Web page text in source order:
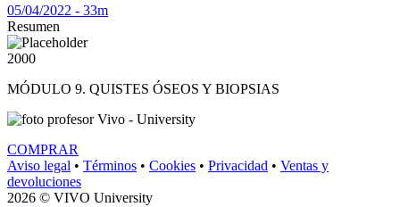
05/04/2022 - 33m
Resumen
2000
MÓDULO 9. QUISTES ÓSEOS Y BIOPSIAS
Vivo - University
COMPRAR
Aviso legal • Términos • Cookies • Privacidad • Ventas y
devoluciones
2026 © VIVO University